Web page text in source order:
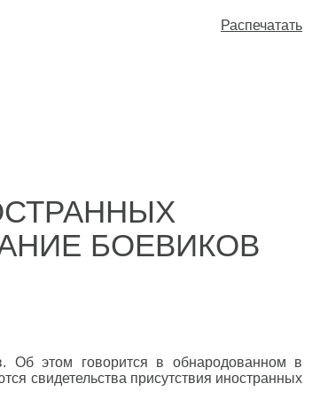
Распечатать
БОЕВИКОВ
Об этом говорится в обнародованном в
свидетельства присутствия иностранных